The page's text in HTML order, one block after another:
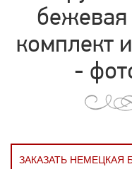
бежевая
комплект
-
ЗАКАЗАТЬ НЕМЕЦКАЯ